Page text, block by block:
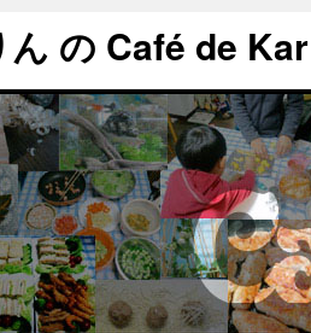
ん の Café de